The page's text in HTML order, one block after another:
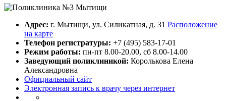
Адрес: г. Мытищи, ул. Силикатная, д. 31 Расположение
на карте
Телефон регистратуры: +7 (495) 583-17-01
Режим работы: пн-пт 8.00-20.00, сб 8.00-14.00
Заведующий поликлиникой: Королькова Елена
Александровна
Официальный сайт
Электронная запись к врачу через интернет